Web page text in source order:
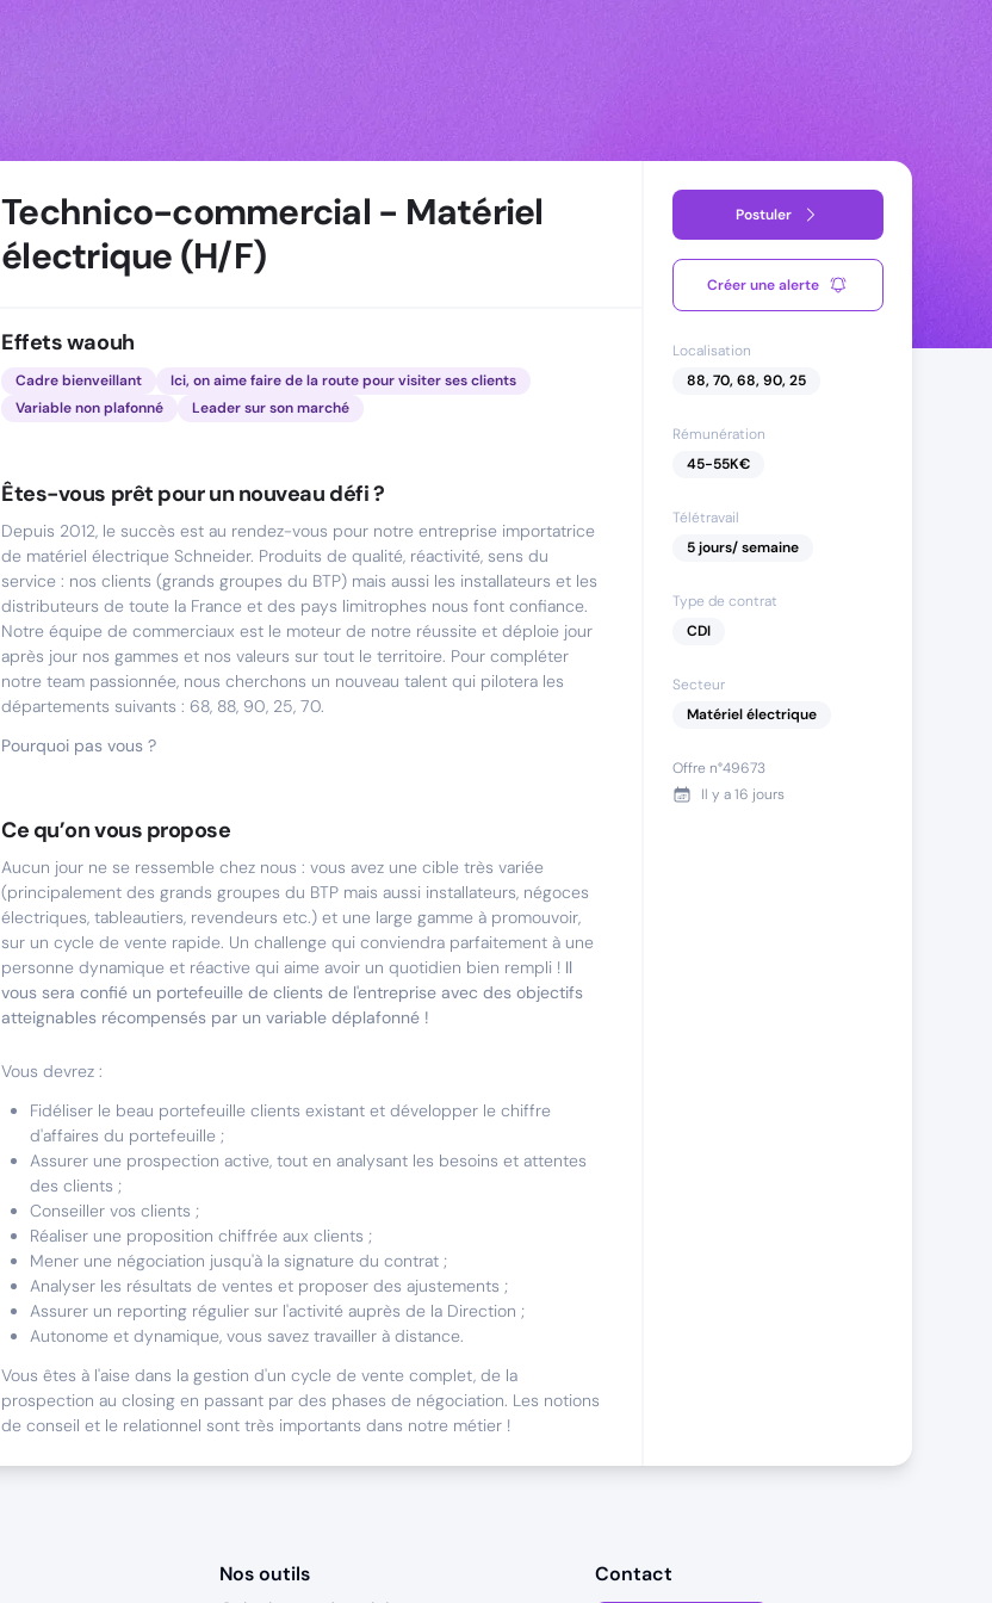
Technico-commercial - Matériel
électrique (H/F)
Effets waouh
Cadre bienveillant
Ici, on aime faire de la route pour visiter ses clients
Variable non plafonné
Leader sur son marché
Êtes-vous prêt pour un nouveau défi ?
Depuis 2012, le succès est au rendez-vous pour notre entreprise importatrice
de matériel électrique Schneider. Produits de qualité, réactivité, sens du
service : nos clients (grands groupes du BTP) mais aussi les installateurs et les
distributeurs de toute la France et des pays limitrophes nous font confiance.
Notre équipe de commerciaux est le moteur de notre réussite et déploie jour
après jour nos gammes et nos valeurs sur tout le territoire. Pour compléter
notre team passionnée, nous cherchons un nouveau talent qui pilotera les
départements suivants : 68, 88, 90, 25, 70.
Pourquoi pas vous ?
Ce qu’on vous propose
Aucun jour ne se ressemble chez nous : vous avez une cible très variée
(principalement des grands groupes du BTP mais aussi installateurs, négoces
électriques, tableautiers, revendeurs etc.) et une large gamme à promouvoir,
sur un cycle de vente rapide. Un challenge qui conviendra parfaitement à une
personne dynamique et réactive qui aime avoir un quotidien bien rempli ! Il
vous sera confié un portefeuille de clients de l'entreprise avec des objectifs
atteignables récompensés par un variable déplafonné !
Vous devrez :
Fidéliser le beau portefeuille clients existant et développer le chiffre
d'affaires du portefeuille ;
Assurer une prospection active, tout en analysant les besoins et attentes
des clients ;
Conseiller vos clients ;
Réaliser une proposition chiffrée aux clients ;
Mener une négociation jusqu'à la signature du contrat ;
Analyser les résultats de ventes et proposer des ajustements ;
Assurer un reporting régulier sur l'activité auprès de la Direction ;
Autonome et dynamique, vous savez travailler à distance.
Vous êtes à l'aise dans la gestion d'un cycle de vente complet, de la
prospection au closing en passant par des phases de négociation. Les notions
de conseil et le relationnel sont très importants dans notre métier !
secteur en toute autonomie. Vos armes ? Vos qualités relationnelles, votre
énergie à revendre, votre persévérance. Vous développerez votre portefeuille
Postuler
Créer une alerte
Localisation
88, 70, 68, 90, 25
Rémunération
45-55K€
Télétravail
5 jours/ semaine
Type de contrat
CDI
Secteur
Matériel électrique
Offre n°49673
Il y a16 jours
Nos outils
Contact